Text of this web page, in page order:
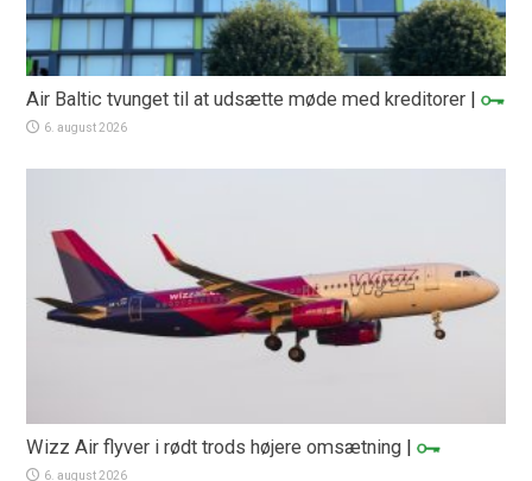
Air Baltic tvunget til at udsætte møde med kreditorer |
6. august 2026
Wizz Air flyver i rødt trods højere omsætning |
6. august 2026